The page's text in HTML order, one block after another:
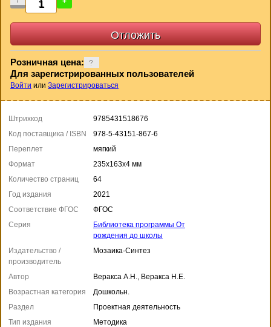
Розничная цена:
Для зарегистрированных пользователей
Войти или Зарегистрироваться
Штрихкод
9785431518676
Код поставщика / ISBN
978-5-43151-867-6
Переплет
мягкий
Формат
235x163x4 мм
Количество страниц
64
Год издания
2021
Соответствие ФГОС
ФГОС
Серия
Библиотека программы От
рождения до школы
Издательство /
производитель
Мозаика-Синтез
Автор
Веракса А.Н., Веракса Н.Е.
Возрастная категория
Дошкольн.
Раздел
Проектная деятельность
Тип издания
Методика